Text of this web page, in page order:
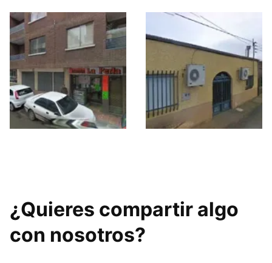
¿Quieres compartir algo
con nosotros?